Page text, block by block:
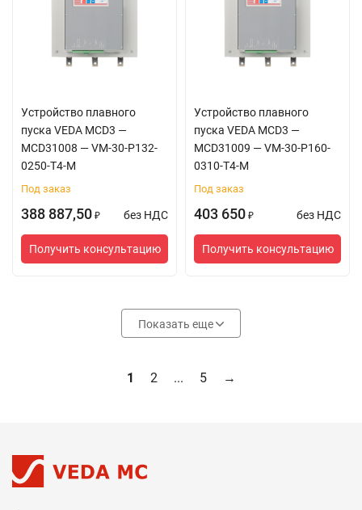
Устройство плавного
пуска VEDA MCD3 —
MCD31008 — VM-30-P132-
0250-T4-M
Под заказ
388 887,50 ₽ без НДС
Получить консультацию
Устройство плавного
пуска VEDA MCD3 —
MCD31009 — VM-30-P160-
0310-T4-M
Под заказ
403 650 ₽ без НДС
Получить консультацию
Показать еще
1 2 ... 5 →